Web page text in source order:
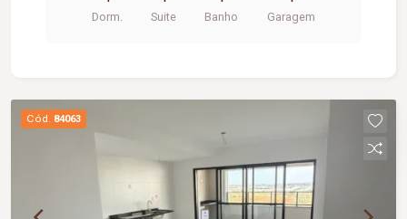
Dorm. Suite Banho Garagem
Cód. 84063